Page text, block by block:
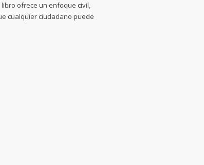
ofrece un enfoque civil,
cualquier ciudadano puede